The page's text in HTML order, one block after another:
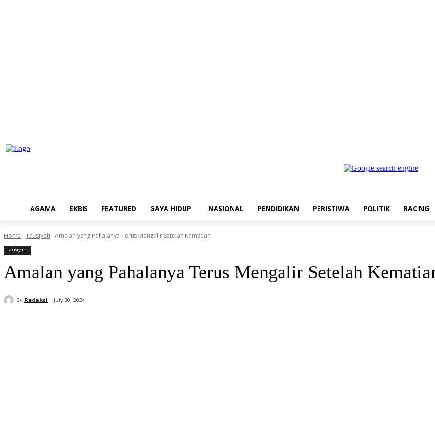
AGAMA EKBIS FEATURED GAYA HIDUP NASIONAL PENDIDIKAN PERISTIWA POLITIK RACING
Home Tausiyah Amalan yang Pahalanya Terus Mengalir Setelah Kematian
Tausiyah
Amalan yang Pahalanya Terus Mengalir Setelah
By Redaksi July 20, 2024